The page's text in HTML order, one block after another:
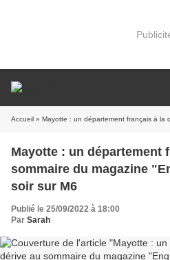
Accueil » Mayotte : un département français à la dérive au
Mayotte : un département
sommaire du magazine
soir sur M6
Publié le 25/09/2022 à 18:00
Par Sarah